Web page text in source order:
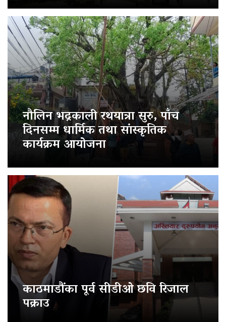
नौलिन भद्रकाली रथयात्रा सुरु, पाँच
दिनसम्म धार्मिक तथा सांस्कृतिक
कार्यक्रम आयोजना
काठमाडौंका पूर्व सीडीओ छवि रिजाल
पक्राउ